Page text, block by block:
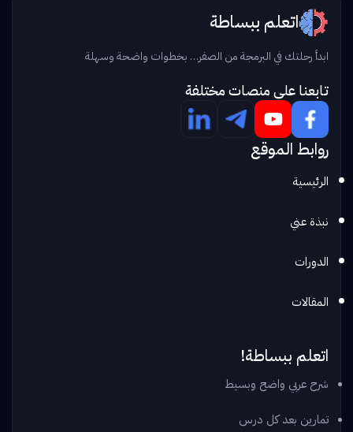
اتعلم ببساطة
ابدأ رحلتك في البرمجة من الصفر… بخطوات واضحة وسهلة
تابعنا علي منصات مختلفة
روابط الموقع
الرئيسية
نبذة عني
الدورات
المقالات
اتعلم ببساطة!
شرح عربي واضح وبسيط
تمارين بعد كل درس